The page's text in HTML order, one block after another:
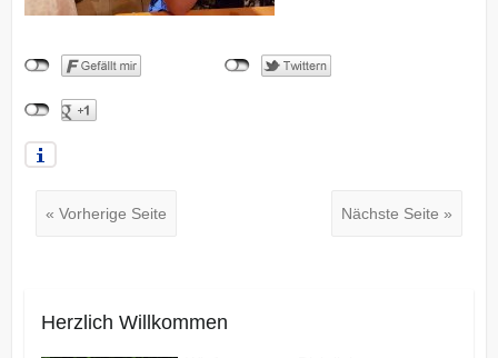
« Vorherige Seite Nächste Seite »
Herzlich Willkommen